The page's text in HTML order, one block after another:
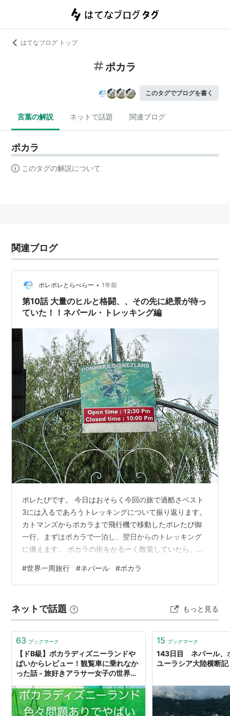
はてなブログ トップ
ポカラ
このタグでブログを書く
言葉の解説 ネットで話題 関連ブログ
ポカラ
このタグの解説について
関連ブログ
ポレポレとらべらー • 1年前
第10話 大量のヒルと格闘、、その先に絶景が待っ
ていた！！ネパール・トレッキング編
ポレたびです。 今日はおそらく今回の旅で過酷さベスト
3には入るであろうトレッキングについて振り返ります。
カトマンズからポカラまで飛行機で移動したポレたび御
一行。まずはポカラで一泊し、翌日からのトレッキング
に備えます。 ポカラの街をかるーく散策していたら、、
ランドって書いてるし、、笑 確実に非公認。。 われわれ
が行った時は誰もいませんでしたが、ハイシーズンは結
ョンも稼働しているらしい🫨 夜はネパール料理を頂き、
翌日からいざトレッキングです🥾 トレッキングと聞く
と、のどかな小高い丘を歩いて、お…
#世界一周旅行 #ネパール #ポカラ
ネットで話題 もっと見る
63 ブックマーク
【ドB級】ポカラディズニーランドや
ばいからレビュー！観覧車に乗れなか
った話 - 旅好きアラサー女子の世界一
15 ブックマーク
143日目 ネパール、
ユーラシア大陸横断記